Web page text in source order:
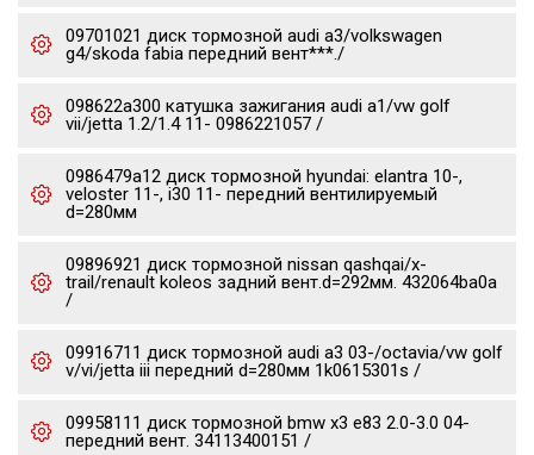
09701021 диск тормозной audi a3/volkswagen
g4/skoda fabia передний вент***./
098622a300 катушка зажигания audi a1/vw golf
vii/jetta 1.2/1.4 11- 0986221057 /
0986479a12 диск тормозной hyundai: elantra 10-,
veloster 11-, i30 11- передний вентилируемый
d=280мм
09896921 диск тормозной nissan qashqai/x-
trail/renault koleos задний вент.d=292мм. 432064ba0a
/
09916711 диск тормозной audi a3 03-/octavia/vw golf
v/vi/jetta iii передний d=280мм 1k0615301s /
09958111 диск тормозной bmw x3 e83 2.0-3.0 04-
передний вент. 34113400151 /